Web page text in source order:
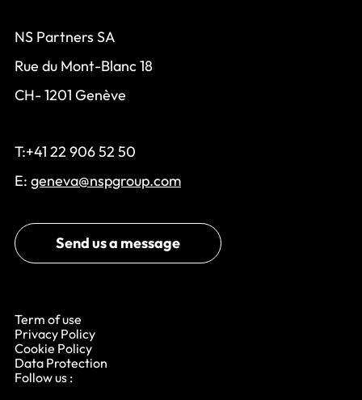
NS Partners SA
Rue du Mont-Blanc 18
CH- 1201 Genève
T:+41 22 906 52 50
E: geneva@nspgroup.com
Send us a message
Term of use
Privacy Policy
Cookie Policy
Data Protection
Follow us :